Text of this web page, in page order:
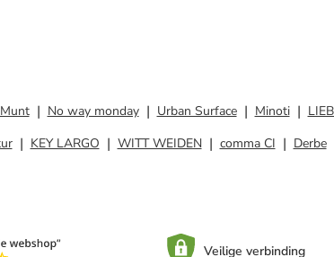
No way monday Urban Surface Minoti
KEY LARGO WITT WEIDEN comma CI Derbe
Veilige verbinding